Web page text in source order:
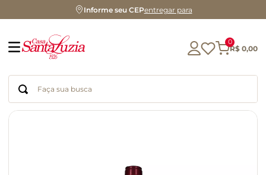
Informe seu CEPentregar para
0
R$ 0,00
Faça sua busca